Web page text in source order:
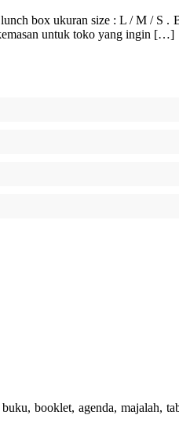
box ukuran size : L / M / S .
untuk toko yang ingin […]
booklet, agenda, majalah,